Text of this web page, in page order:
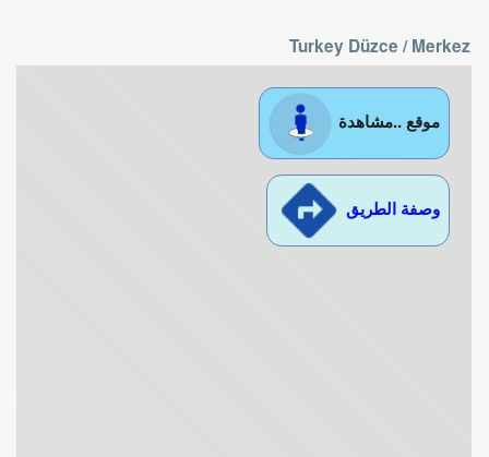
Turkey Düzce / Merkez
موقع ..مشاهدة
وصفة الطريق